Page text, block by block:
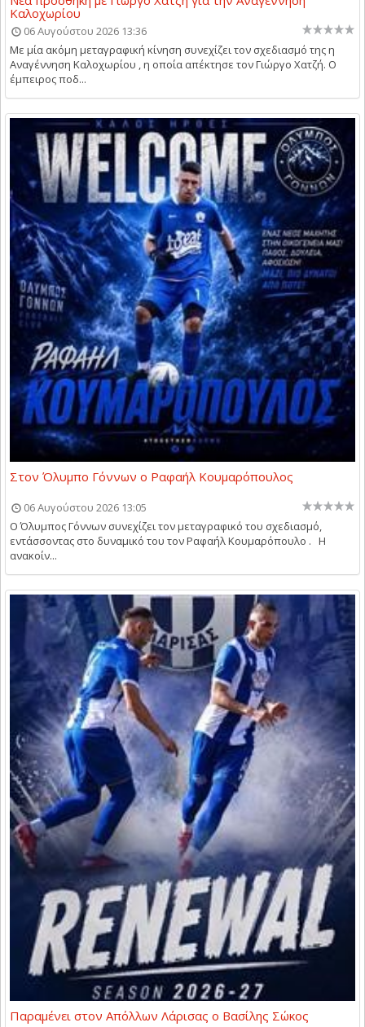
Καλοχωρίου
06 Αυγούστου 2026 13:36
Με μία ακόμη μεταγραφική κίνηση συνεχίζει τον σχεδιασμό της η
Αναγέννηση Καλοχωρίου , η οποία απέκτησε τον Γιώργο Χατζή. Ο
έμπειρος ποδ...
Στον Όλυμπο Γόννων ο Ραφαήλ Κουμαρόπουλος
06 Αυγούστου 2026 13:05
Ο Όλυμπος Γόννων συνεχίζει τον μεταγραφικό του σχεδιασμό,
εντάσσοντας στο δυναμικό του τον Ραφαήλ Κουμαρόπουλο . Η
ανακοίν...
Παραμένει στον Απόλλων Λάρισας ο Βασίλης Σώκος